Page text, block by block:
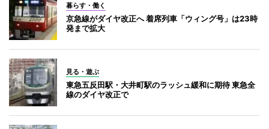
暮らす・働く
京急線がダイヤ改正へ 着席列車「ウィング号」は23時
発まで拡大
見る・遊ぶ
東急五反田駅・大井町駅のラッシュ緩和に期待 東急全
線のダイヤ改正で